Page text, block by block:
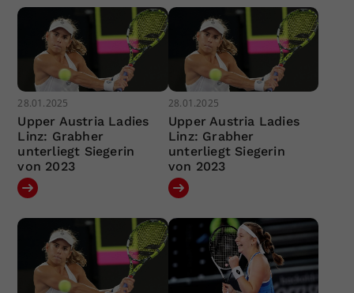
28.01.2025
Upper Austria Ladies
Linz: Grabher
unterliegt Siegerin
von 2023
28.01.2025
Upper Austria Ladies
Linz: Grabher
unterliegt Siegerin
von 2023